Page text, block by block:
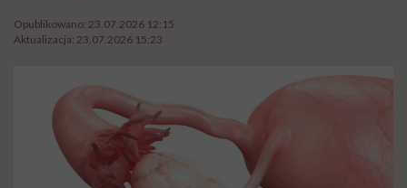
Opublikowano: 23.07.2026 12:15
Aktualizacja: 23.07.2026 15:23